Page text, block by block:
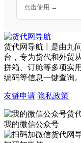
点击使用 →
货代网导航丨是由九
台，专为货代和外贸
拼箱、订舱等多项实
编码等信息一键查询。
友链申请 隐私政策
我的微信公众号